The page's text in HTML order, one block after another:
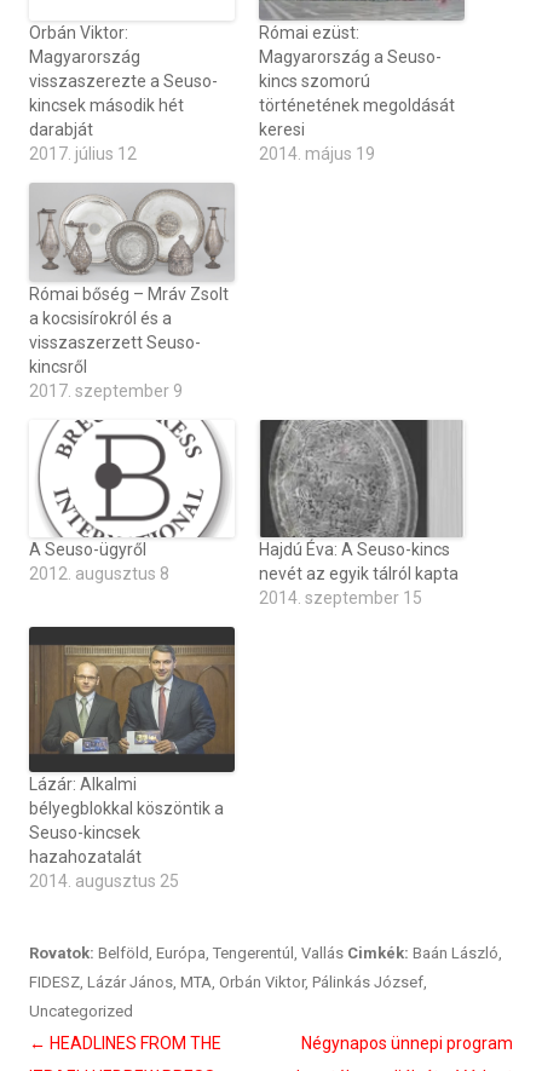
2017. július 12
Római ezüst:
Magyarország a Seuso-
kincs szomorú
történetének megoldását
keresi
2014. május 19
Római bőség – Mráv Zsolt
a kocsisírokról és a
visszaszerzett Seuso-
kincsről
2017. szeptember 9
A Seuso-ügyről
2012. augusztus 8
Hajdú Éva: A Seuso-kincs
nevét az egyik tálról kapta
2014. szeptember 15
Lázár: Alkalmi
bélyegblokkal köszöntik a
Seuso-kincsek
hazahozatalát
2014. augusztus 25
Rovatok: Belföld, Európa, Tengerentúl , Vallás Cimkék: Baán László,
FIDESZ, Lázár János, MTA, Orbán Viktor, Pálinkás József,
Uncategorized
Bejegyzés
← HEADLINES FROM THE
Négynapos ünnepi program